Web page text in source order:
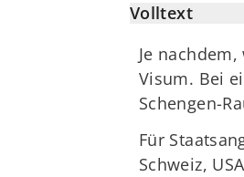
Volltext
Je
Visum. Bei
Schengen-
Für
Schweiz,